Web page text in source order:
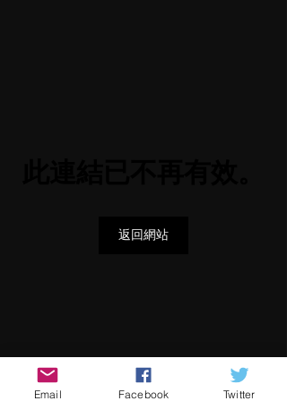
返回網站
Email Facebook Twitter